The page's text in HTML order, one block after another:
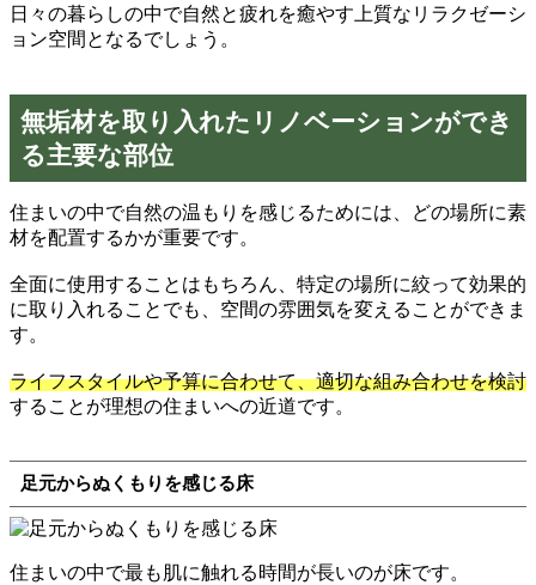
日々の暮らしの中で自然と疲れを癒やす上質なリラクゼーシ
ョン空間となるでしょう。
無垢材を取り入れたリノベーションができ
る主要な部位
住まいの中で自然の温もりを感じるためには、どの場所に素
材を配置するかが重要です。
全面に使用することはもちろん、特定の場所に絞って効果的
に取り入れることでも、空間の雰囲気を変えることができま
す。
ライフスタイルや予算に合わせて、適切な組み合わせを検討
することが理想の住まいへの近道です。
足元からぬくもりを感じる床
住まいの中で最も肌に触れる時間が長いのが床です。